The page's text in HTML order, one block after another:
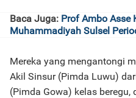
Baca Juga: Prof Ambo Asse
Muhammadiyah Sulsel
Mereka yang mengantongi
Akil Sinsur (Pimda Luwu)
(Pimda Gowa) kelas